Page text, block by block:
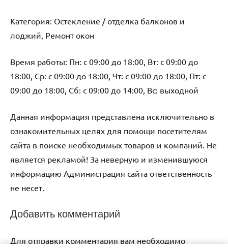
Категория: Остекление / отделка балконов и
лоджий, Ремонт окон
Время работы: Пн: с 09:00 до 18:00, Вт: с 09:00 до
18:00, Ср: с 09:00 до 18:00, Чт: с 09:00 до 18:00, Пт: с
09:00 до 18:00, Сб: с 09:00 до 14:00, Вс: выходной
Данная информация представлена исключительно в
ознакомительных целях для помощи посетителям
сайта в поиске необходимых товаров и компаний. Не
является рекламой! За неверную и изменившуюся
информацию Администрация сайта ответственность
не несет.
Добавить комментарий
Для отправки комментария вам необходимо